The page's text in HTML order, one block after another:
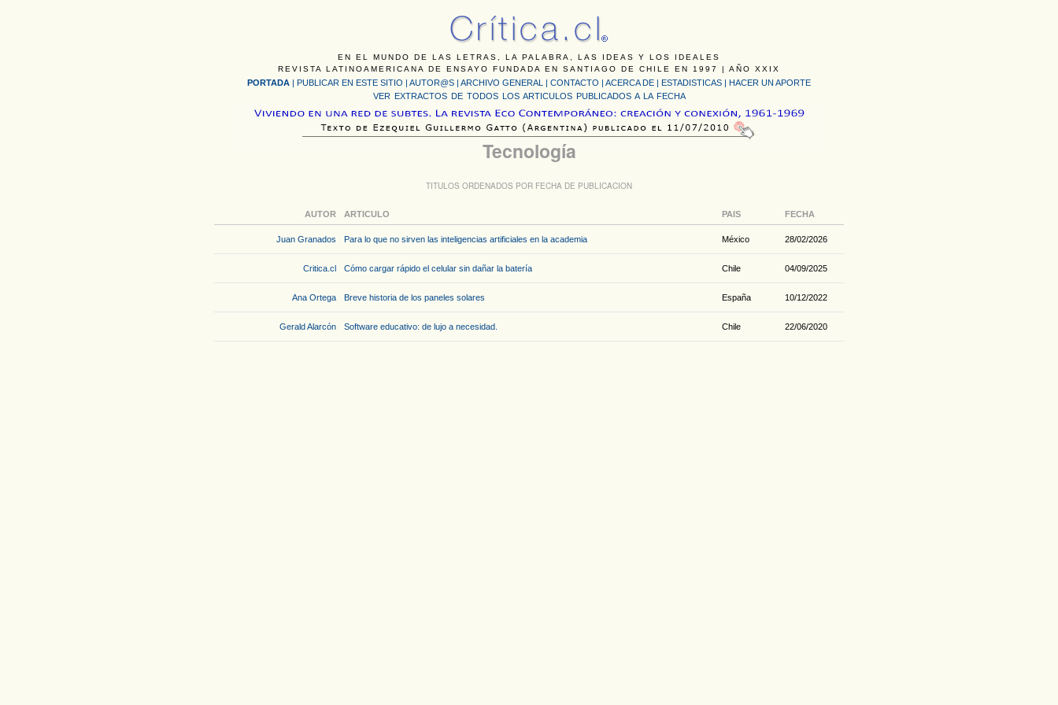
EN EL MUNDO DE LAS LETRAS, LA PALABRA, LAS IDEAS Y LOS IDEALES
REVISTA LATINOAMERICANA DE ENSAYO FUNDADA EN SANTIAGO DE CHILE EN 1997 | AÑO XXIX
PORTADA | PUBLICAR EN ESTE SITIO | AUTOR@S | ARCHIVO GENERAL | CONTACTO | ACERCA DE | ESTADISTICAS | HACER UN APORTE
VER EXTRACTOS DE TODOS LOS ARTICULOS PUBLICADOS A LA FECHA
Tecnología
TITULOS ORDENADOS POR FECHA DE PUBLICACION
AUTOR ARTICULO PAIS FECHA
Juan Granados Para lo que no sirven las inteligencias artificiales en la academia México 28/02/2026
Critica.cl Cómo cargar rápido el celular sin dañar la batería Chile 04/09/2025
Ana Ortega Breve historia de los paneles solares España 10/12/2022
Gerald Alarcón Software educativo: de lujo a necesidad. Chile 22/06/2020